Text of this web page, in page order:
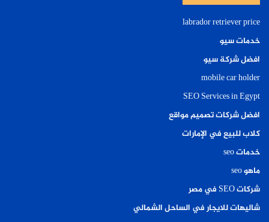
labrador retriever price
خدمات سيو
افضل شركة سيو
mobile car holder
SEO Services in Egypt
افضل شركات تصميم مواقع
كلاب للبيع في الإمارات
خدمات seo
ماهو seo
شركات SEO في مصر
شاليهات للايجار في الساحل الشمالي